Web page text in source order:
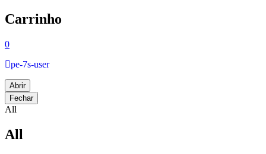
Carrinho
0
pe-7s-user
Abrir
Fechar
All
All